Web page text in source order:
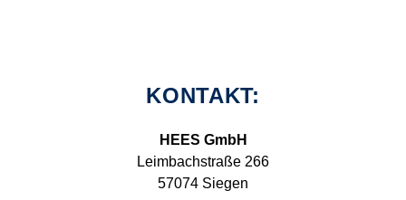
KONTAKT:
HEES GmbH
Leimbachstraße 266
57074 Siegen